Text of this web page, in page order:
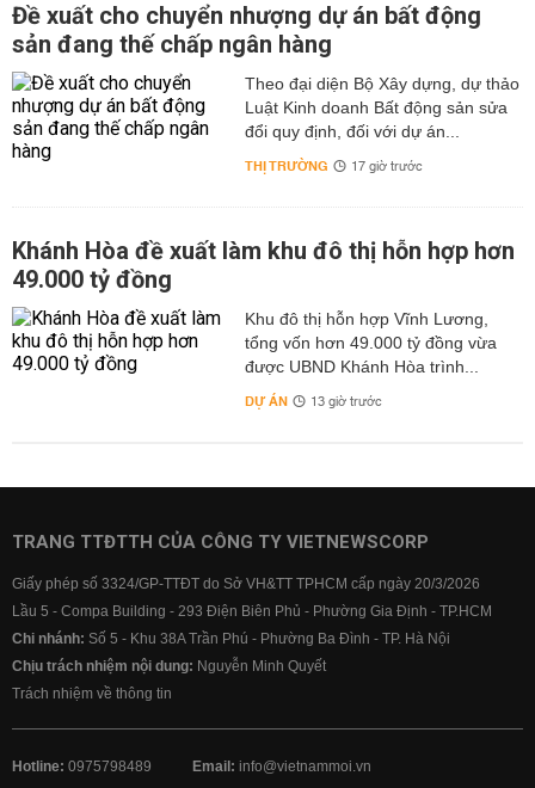
Đề xuất cho chuyển nhượng dự án bất động
sản đang thế chấp ngân hàng
Theo đại diện Bộ Xây dựng, dự thảo
Luật Kinh doanh Bất động sản sửa
đổi quy định, đối với dự án...
THỊ TRƯỜNG 17 giờ trước
Khánh Hòa đề xuất làm khu đô thị hỗn hợp hơn
49.000 tỷ đồng
Khu đô thị hỗn hợp Vĩnh Lương,
tổng vốn hơn 49.000 tỷ đồng vừa
được UBND Khánh Hòa trình...
DỰ ÁN 13 giờ trước
TRANG TTĐTTH CỦA CÔNG TY VIETNEWSCORP
Giấy phép số 3324/GP-TTĐT do Sở VH&TT TPHCM cấp ngày 20/3/2026
Lầu 5 - Compa Building - 293 Điện Biên Phủ - Phường Gia Định - TP.HCM
Chi nhánh: Số 5 - Khu 38A Trần Phú - Phường Ba Đình - TP. Hà Nội
Chịu trách nhiệm nội dung: Nguyễn Minh Quyết
Trách nhiệm về thông tin
Hotline: 0975798489 Email: info@vietnammoi.vn